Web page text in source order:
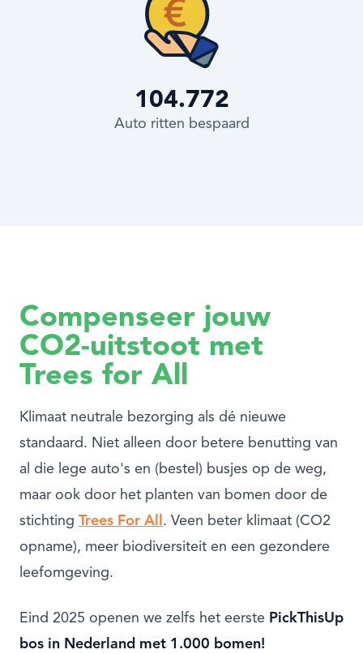
104.772
Auto ritten bespaard
Compenseer jouw
CO2-uitstoot met
Trees for All
Klimaat neutrale bezorging als dé nieuwe
standaard. Niet alleen door betere benutting van
al die lege auto's en (bestel) busjes op de weg,
maar ook door het planten van bomen door de
stichting Trees For All . Veen beter klimaat (CO2
opname), meer biodiversiteit en een gezondere
leefomgeving.
Eind 2025 openen we zelfs het eerste PickThisUp
bos in Nederland met 1.000 bomen!